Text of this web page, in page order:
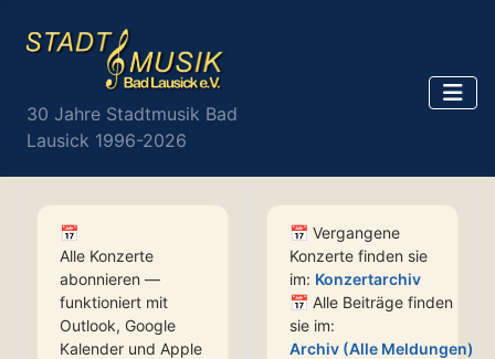
30 Jahre Stadtmusik Bad
Lausick 1996-2026
📅
Alle Konzerte
abonnieren —
funktioniert mit
Outlook, Google
Kalender und Apple
📅 Vergangene
Konzerte finden sie
im: Konzertarchiv
📅 Alle Beiträge finden
sie im:
Archiv (Alle Meldungen)